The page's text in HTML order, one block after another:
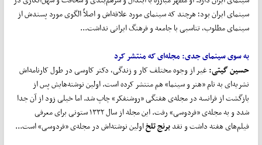
سینمای ایران بود؛ هرچند که سینمای مورد علاقه‌اش و اصلاً الگوی مورد پسندش از
سینمای مطلوب، تناسبی با جامعه و فرهنگ ایرانی نداشت...
به سوی سینمای جدی:مجلهای که منتشر کرد
حسین گیتی:غیر از وجوه مختلف کار و زندگی، دکتر کاوسی در طول کارنامه‌اش
نشریه‌ای به نام «هنر و سینما» هم منتشر کرده است. اولین نوشته‌هایش پس از
بازگشت از فرانسه در مجله‌ی هفتگی «روشنفکر» چاپ شد. اما خیلی زود از آن جدا
شدد و به مجله‌ی «فردوسی» رفت. این مجله از سال ۱۳۳۲ ستونی برای معرفی
فیلم‌های هفته داشت و نقدبرنج تلخاولین نوشته‌اش در مجله‌ی «فردوسی» است...